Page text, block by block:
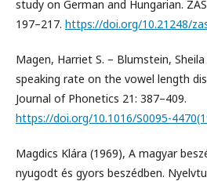
study on German and Hungarian.
197–217. https://doi.org/10.21248/
Magen, Harriet S. – Blumstein,
speaking rate on the vowel length
Journal of Phonetics 21: 387–409.
https://doi.org/10.1016/S0095-
Magdics Klára (1969), A magyar
nyugodt és gyors beszédben.